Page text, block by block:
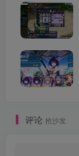
评论 抢沙发